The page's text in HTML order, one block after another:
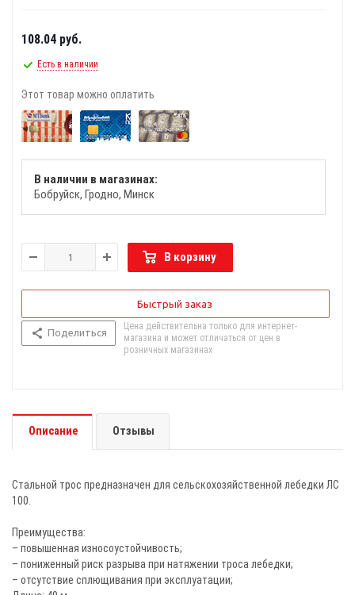
108.04 руб.
Есть в наличии
Этот товар можно оплатить
В наличии в магазинах:
Бобруйск Гродно Минск
В корзину
Быстрый заказ
Поделиться
Цена действительна только для интернет-
магазина и может отличаться от цен в
розничных магазинах
Описание Отзывы
Стальной трос предназначен для сельскохозяйственной лебедки ЛС
100.
Преимущества:
– повышенная износоустойчивость;
– пониженный риск разрыва при натяжении троса лебедки;
– отсутствие сплющивания при эксплуатации;